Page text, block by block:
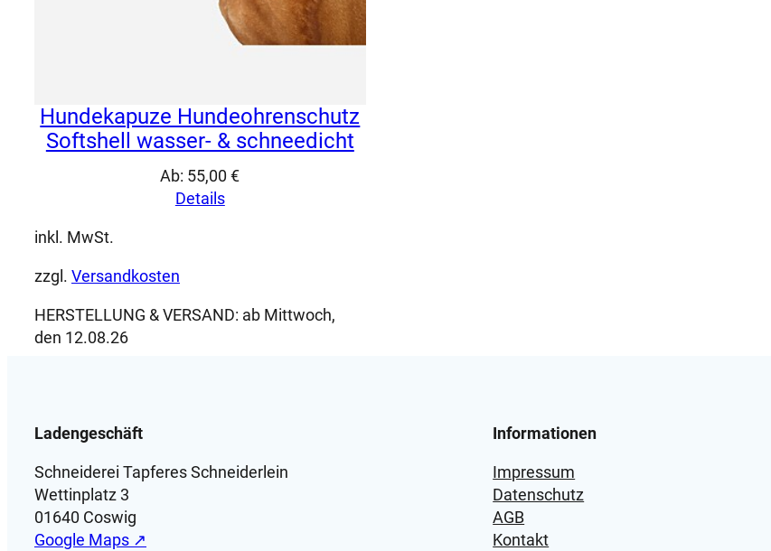
Hundekapuze Hundeohrenschutz
Softshell wasser- & schneedicht
Ab: 55,00€
Details
inkl. MwSt.
zzgl. Versandkosten
HERSTELLUNG & VERSAND: ab Mittwoch,
den 12.08.26
Ladengeschäft
Schneiderei Tapferes Schneiderlein
Wettinplatz 3
01640 Coswig
Google Maps ↗
Informationen
Impressum
Datenschutz
AGB
Kontakt